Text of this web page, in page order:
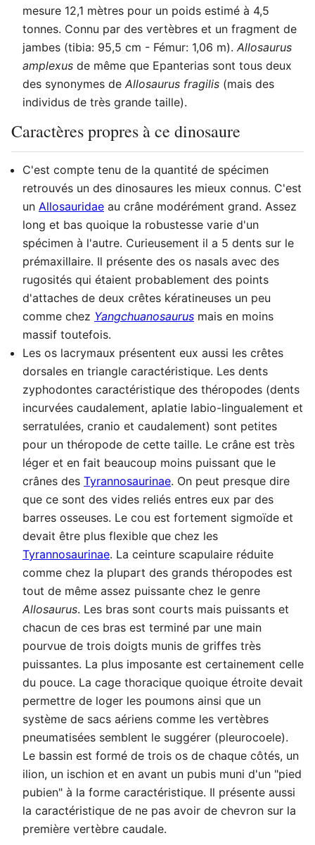
mesure 12,1 mètres pour un poids estimé à 4,5
tonnes. Connu par des vertèbres et un fragment de
jambes (tibia: 95,5 cm - Fémur: 1,06 m). Allosaurus
amplexus de même que Epanterias sont tous deux
des synonymes de Allosaurus fragilis (mais des
individus de très grande taille).
Caractères propres à ce dinosaure
C'est compte tenu de la quantité de spécimen
retrouvés un des dinosaures les mieux connus. C'est
un Allosauridae au crâne modérément grand. Assez
long et bas quoique la robustesse varie d'un
spécimen à l'autre. Curieusement il a 5 dents sur le
prémaxillaire. Il présente des os nasals avec des
rugosités qui étaient probablement des points
d'attaches de deux crêtes kératineuses un peu
comme chez Yangchuanosaurus mais en moins
massif toutefois.
Les os lacrymaux présentent eux aussi les crêtes
dorsales en triangle caractéristique. Les dents
zyphodontes caractéristique des théropodes (dents
incurvées caudalement, aplatie labio-lingualement et
serratulées, cranio et caudalement) sont petites
pour un théropode de cette taille. Le crâne est très
léger et en fait beaucoup moins puissant que le
crânes des Tyrannosaurinae. On peut presque dire
que ce sont des vides reliés entres eux par des
barres osseuses. Le cou est fortement sigmoïde et
devait être plus flexible que chez les
Tyrannosaurinae. La ceinture scapulaire réduite
comme chez la plupart des grands théropodes est
tout de même assez puissante chez le genre
Allosaurus. Les bras sont courts mais puissants et
chacun de ces bras est terminé par une main
pourvue de trois doigts munis de griffes très
puissantes. La plus imposante est certainement celle
du pouce. La cage thoracique quoique étroite devait
permettre de loger les poumons ainsi que un
système de sacs aériens comme les vertèbres
pneumatisées semblent le suggérer (pleurocoele).
Le bassin est formé de trois os de chaque côtés, un
ilion, un ischion et en avant un pubis muni d'un "pied
pubien" à la forme caractéristique. Il présente aussi
la caractéristique de ne pas avoir de chevron sur la
première vertèbre caudale.